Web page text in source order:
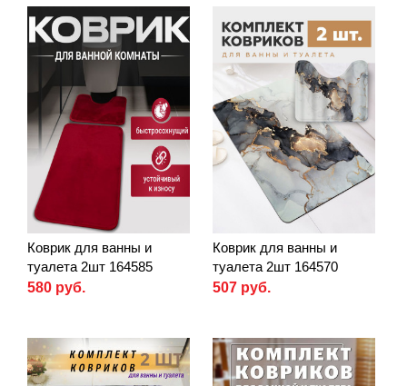
Коврик для ванны и
туалета 2шт 164585
580 руб.
Коврик для ванны и
туалета 2шт 164570
507 руб.